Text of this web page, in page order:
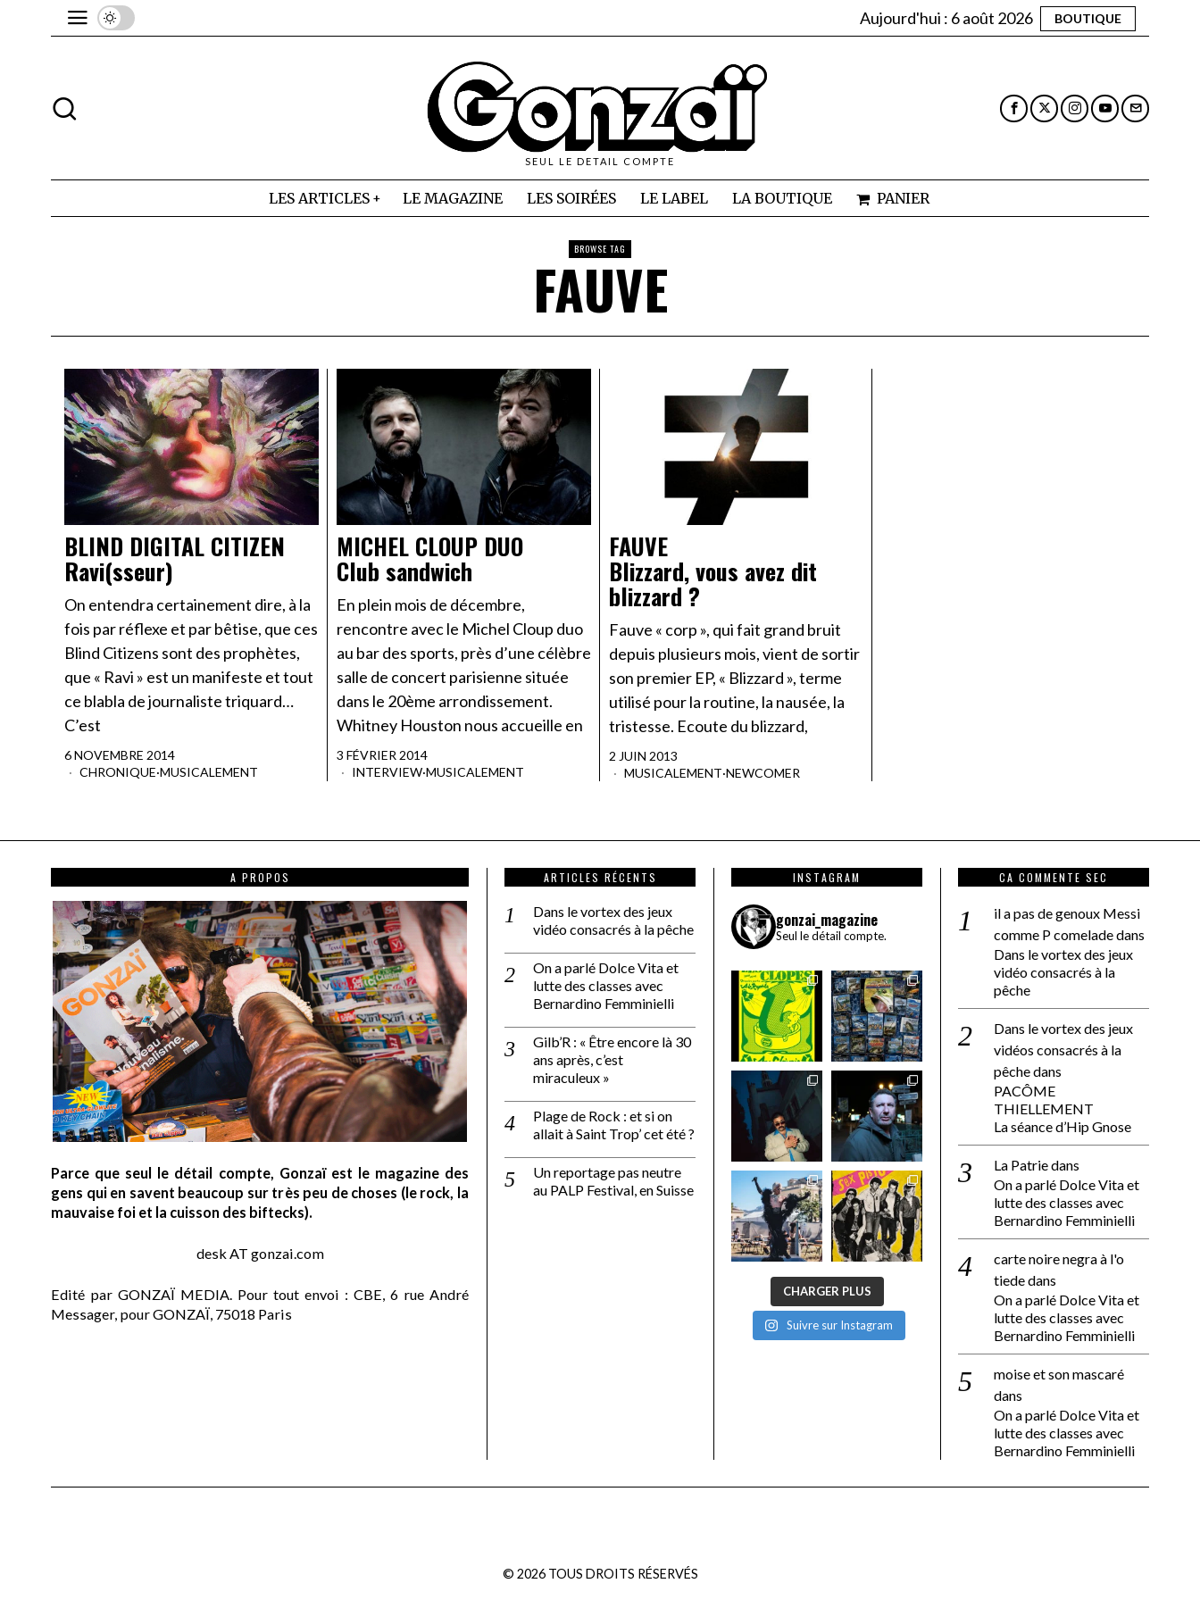
Aujourd'hui : 6 août 2026 BOUTIQUE
SEUL LE DETAIL COMPTE
LES ARTICLES LE MAGAZINE LES SOIRÉES LE LABEL LA BOUTIQUE PANIER
BROWSE TAG
FAUVE
BLIND DIGITAL CITIZEN
Ravi(sseur)
On entendra certainement dire, à la
fois par réflexe et par bêtise, que ces
Blind Citizens sont des prophètes,
que « Ravi » est un manifeste et tout
ce blabla de journaliste triquard…
C’est
6 NOVEMBRE 2014
CHRONIQUE·MUSICALEMENT
MICHEL CLOUP DUO
Club sandwich
En plein mois de décembre,
rencontre avec le Michel Cloup duo
au bar des sports, près d’une célèbre
salle de concert parisienne située
dans le 20ème arrondissement.
Whitney Houston nous accueille en
3 FÉVRIER 2014
INTERVIEW·MUSICALEMENT
FAUVE
Blizzard, vous avez dit
blizzard ?
Fauve « corp », qui fait grand bruit
depuis plusieurs mois, vient de sortir
son premier EP, « Blizzard », terme
utilisé pour la routine, la nausée, la
tristesse. Ecoute du blizzard,
2 JUIN 2013
MUSICALEMENT·NEWCOMER
A PROPOS
Parce que seul le détail compte, Gonzaï est le magazine des
gens qui en savent beaucoup sur très peu de choses (le rock, la
mauvaise foi et la cuisson des biftecks).
desk AT gonzai.com
Edité par GONZAÏ MEDIA. Pour tout envoi : CBE, 6 rue André
Messager, pour GONZAÏ, 75018 Paris
ARTICLES RÉCENTS
Dans le vortex des jeux
vidéo consacrés à la pêche
On a parlé Dolce Vita et
lutte des classes avec
Bernardino Femminielli
Gilb’R : « Être encore là 30
ans après, c’est
miraculeux »
Plage de Rock : et si on
allait à Saint Trop’ cet été ?
Un reportage pas neutre
au PALP Festival, en Suisse
INSTAGRAM
gonzai_magazine
Seul le détail compte.
CHARGER PLUS
Suivre sur Instagram
CA COMMENTE SEC
il a pas de genoux Messi
comme P comeladedans
Dans le vortex des jeux
vidéo consacrés à la
pêche
Dans le vortex des jeux
vidéos consacrés à la
pêchedans
PACÔME
THIELLEMENT
La séance d’Hip Gnose
La Patriedans
On a parlé Dolce Vita et
lutte des classes avec
Bernardino Femminielli
carte noire negra à l'o
tiededans
On a parlé Dolce Vita et
lutte des classes avec
Bernardino Femminielli
moise et son mascaré
dans
On a parlé Dolce Vita et
lutte des classes avec
Bernardino Femminielli
© 2026TOUS DROITS RÉSERVÉS